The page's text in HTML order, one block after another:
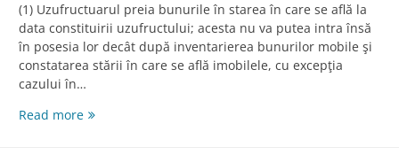
(1) Uzufructuarul preia bunurile în starea în care se află la
data constituirii uzufructului; acesta nu va putea intra însă
în posesia lor decât după inventarierea bunurilor mobile şi
constatarea stării în care se află imobilele, cu excepţia
cazului în…
Read moreArt.